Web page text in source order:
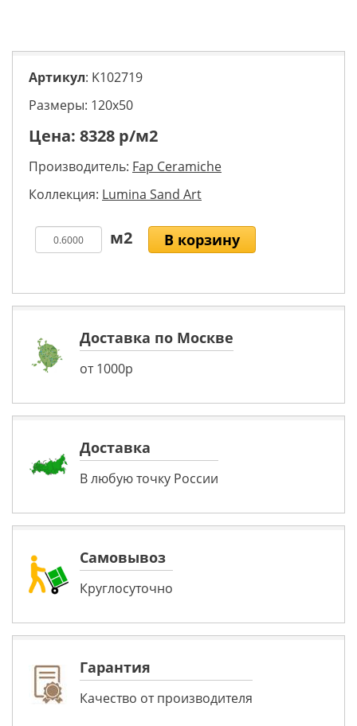
Артикул: K102719
Размеры: 120х50
Цена: 8328 р/м2
Производитель: Fap Ceramiche
Коллекция: Lumina Sand Art
В корзину
Доставка по Москве
от 1000р
Доставка
В любую точку России
Самовывоз
Круглосуточно
Гарантия
Качество от производителя